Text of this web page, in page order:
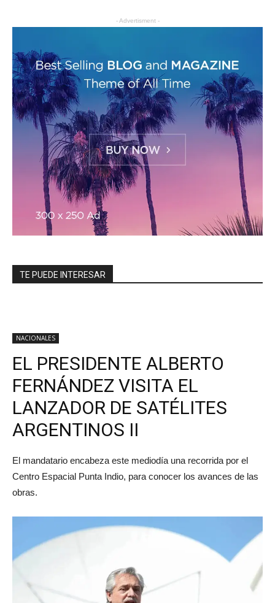
- Advertisment -
TE PUEDE INTERESAR